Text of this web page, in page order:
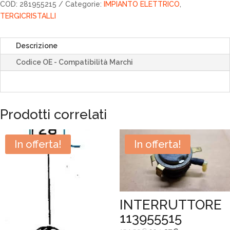
COD: 281955215 Categorie: IMPIANTO ELETTRICO
TERGICRISTALLI
Descrizione
Codice OE - Compatibilità Marchi
Prodotti correlati
In offerta! In offerta!
INTERRUTTORE
113955515